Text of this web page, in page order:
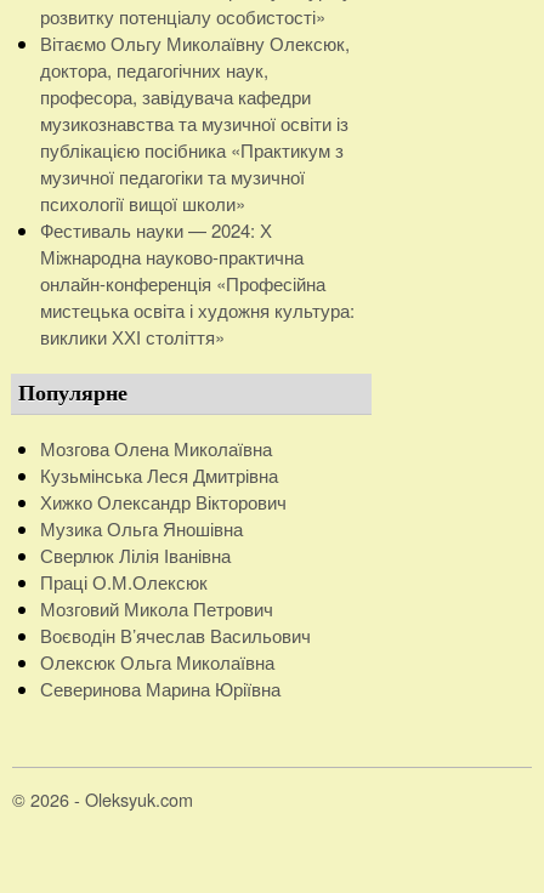
розвитку потенціалу особистості»
Вітаємо Ольгу Миколаївну Олексюк,
доктора, педагогічних наук,
професора, завідувача кафедри
музикознавства та музичної освіти із
публікацією посібника «Практикум з
музичної педагогіки та музичної
психології вищої школи»
Фестиваль науки — 2024: Х
Міжнародна науково-практична
онлайн-конференція «Професійна
мистецька освіта і художня культура:
виклики ХХІ століття»
Популярне
Мозгова Олена Миколаївна
Кузьмінська Леся Дмитрівна
Хижко Олександр Вікторович
Музика Ольга Яношівна
Сверлюк Лілія Іванівна
Праці О.М.Олексюк
Мозговий Микола Петрович
Воєводін В’ячеслав Васильович
Олексюк Ольга Миколаївна
Северинова Марина Юріївна
© 2026 - Oleksyuk.com